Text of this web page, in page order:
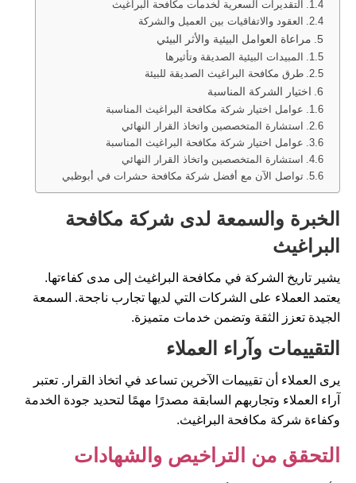
التقديرات السعرية لخدمات مكافحة البراغيث
العقود والاتفاقيات بين العميل والشركة
مراعاة العوامل البيئية والأثر البيئي
المبيدات البيئية الصديقة وتأثيرها
طرق مكافحة البراغيث الصديقة للبيئة
اختيار الشركة المناسبة
عوامل اختيار شركة مكافحة البراغيث المناسبة
استشارة المتخصصين واتخاذ القرار النهائي
عوامل اختيار شركة مكافحة البراغيث المناسبة
استشارة المتخصصين واتخاذ القرار النهائي
تواصل الآن مع أفضل شركة مكافحة حشرات في أبوظبي
الخبرة والسمعة لدى شركة مكافحة
البراغيث
يشير تاريخ الشركة في مكافحة البراغيث إلى مدى كفاءتها.
يعتمد العملاء على الشركات التي لديها تجارب ناجحة. السمعة
الجيدة تعزز الثقة وتضمن خدمات متميزة.
التقييمات وآراء العملاء
يرى العملاء أن تقييمات الآخرين تساعد في اتخاذ القرار. تعتبر
آراء العملاء وتجاربهم السابقة مصدرًا مهمًا لتحديد جودة الخدمة
وكفاءة شركة مكافحة البراغيث.
التحقق من التراخيص والشهادات